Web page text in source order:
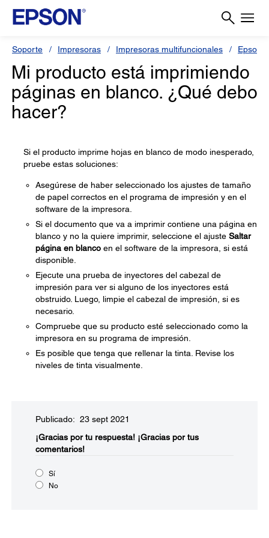
Soporte Impresoras Impresoras multifuncionales Epson L
Mi producto está imprimiendo
páginas en blanco. ¿Qué debo
hacer?
Si el producto imprime hojas en blanco de modo inesperado,
pruebe estas soluciones:
Asegúrese de haber seleccionado los ajustes de tamaño
de papel correctos en el programa de impresión y en el
software de la impresora.
Si el documento que va a imprimir contiene una página en
blanco y no la quiere imprimir, seleccione el ajuste Saltar
página en blanco en el software de la impresora, si está
disponible.
Ejecute una prueba de inyectores del cabezal de
impresión para ver si alguno de los inyectores está
obstruido. Luego, limpie el cabezal de impresión, si es
necesario.
Compruebe que su producto esté seleccionado como la
impresora en su programa de impresión.
Es posible que tenga que rellenar la tinta. Revise los
niveles de tinta visualmente.
Publicado: 23 sept 2021
¡Gracias por tu respuesta! ¡Gracias por tus
comentarios!
Sí
No